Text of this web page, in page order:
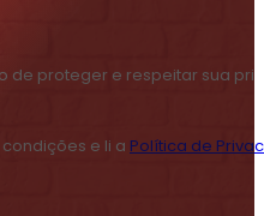
de proteger e respeitar sua
e li a Política de